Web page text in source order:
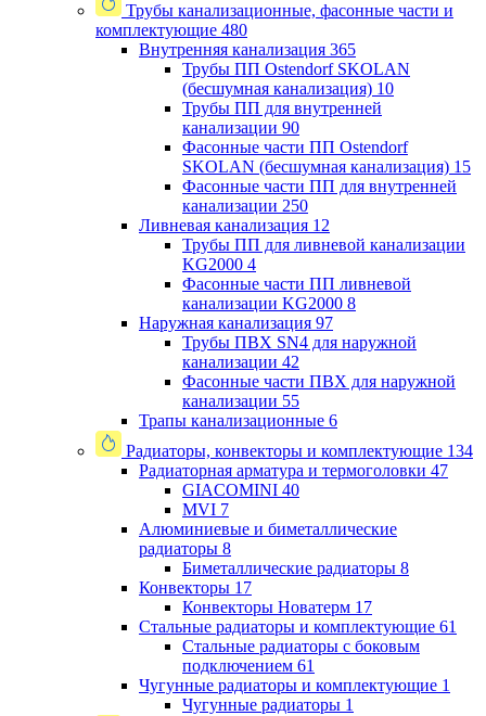
Трубы канализационные, фасонные части и
комплектующие 480
Внутренняя канализация 365
Трубы ПП Ostendorf SKOLAN
(бесшумная канализация) 10
Трубы ПП для внутренней
канализации 90
Фасонные части ПП Ostendorf
SKOLAN (бесшумная канализация) 15
Фасонные части ПП для внутренней
канализации 250
Ливневая канализация 12
Трубы ПП для ливневой канализации
KG2000 4
Фасонные части ПП ливневой
канализации KG2000 8
Наружная канализация 97
Трубы ПВХ SN4 для наружной
канализации 42
Фасонные части ПВХ для наружной
канализации 55
Трапы канализационные 6
Радиаторы, конвекторы и комплектующие 134
Радиаторная арматура и термоголовки 47
GIACOMINI 40
MVI 7
Алюминиевые и биметаллические
радиаторы 8
Биметаллические радиаторы 8
Конвекторы 17
Конвекторы Новатерм 17
Стальные радиаторы и комплектующие 61
Стальные радиаторы с боковым
подключением 61
Чугунные радиаторы и комплектующие 1
Чугунные радиаторы 1